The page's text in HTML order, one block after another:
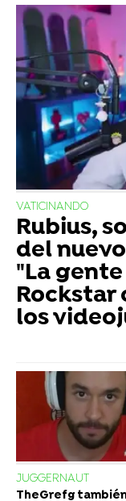
VATICINANDO
Rubius,
del
"La
Rockstar
los
JUGGERNAUT
TheGrefg